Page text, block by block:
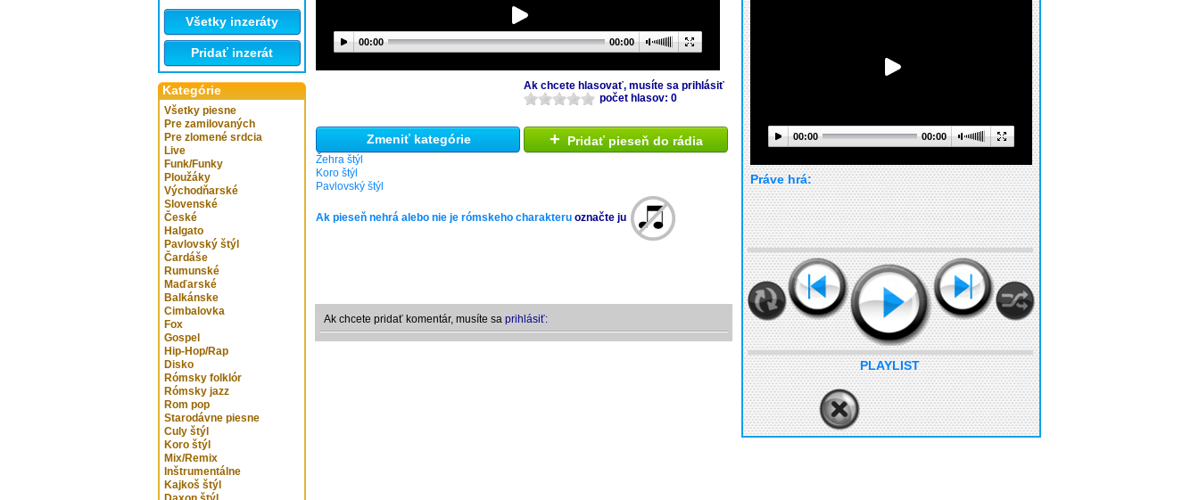
Všetky inzeráty
Pridať inzerát
Kategórie
Všetky piesne
Pre zamilovaných
Pre zlomené srdcia
Live
Funk/Funky
Ploužáky
Východňarské
Slovenské
České
Halgato
Pavlovský štýl
Čardáše
Rumunské
Maďarské
Balkánske
Cimbalovka
Fox
Gospel
Hip-Hop/Rap
Disko
Rómsky folklór
Rómsky jazz
Rom pop
Starodávne piesne
Culy štýl
Koro štýl
Mix/Remix
Inštrumentálne
Kajkoš štýl
00:00 00:00
Ak chcete hlasovať, musíte sa prihlásiť
počet hlasov: 0
Zmeniť kategórie
Žehra štýl
Koro štýl
Pavlovský štýl
+ Pridať pieseň do rádia
Ak pieseň nehrá alebo nie je rómskeho charakteru označte ju
Ak chcete pridať komentár, musíte sa prihlásiť:
00:00 00:00
Práve hrá:
PLAYLIST